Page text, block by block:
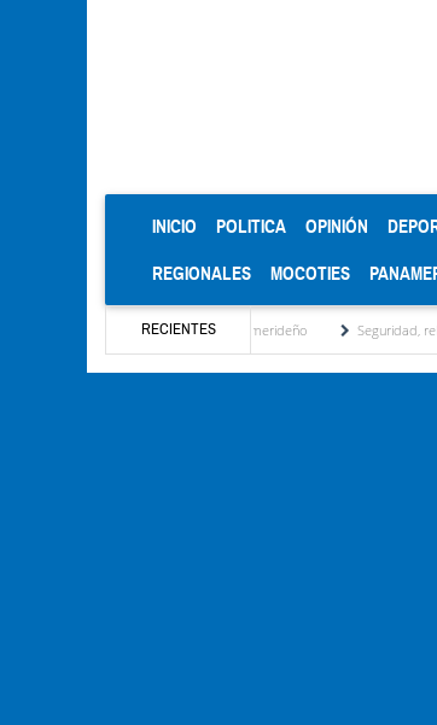
INICIO (CURRENT)
POLITICA OPINIÓN
REGIONALES MOCOTIES
RECIENTES
regional, motor turístico merideño Seguridad, religión y